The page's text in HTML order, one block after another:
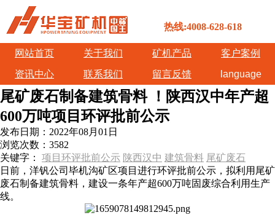
热线:4008-628-618
网站首页 关于我们 矿机产品
客户案例
资讯中心
联系我们 留言反馈 language
尾矿废石制备建筑骨料 ！陕西汉中年产超
600万吨项目环评批前公示
发布日期： 2022年08月01日
浏览次数： 3582
关键字： 项目环评批前公示 陕西汉中 建筑骨料 尾矿废石
日前，洋钒公司毕机沟矿区项目进行环评批前公示，拟利用尾矿
废石制备建筑骨料，建设一条年产超600万吨固废综合利用生产
线。